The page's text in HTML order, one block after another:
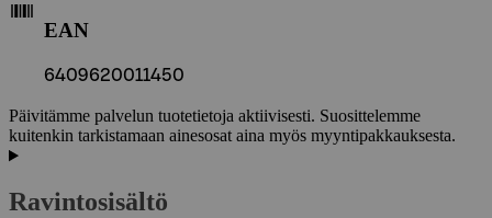
EAN
6409620011450
Päivitämme palvelun tuotetietoja aktiivisesti. Suosittelemme
kuitenkin tarkistamaan ainesosat aina myös myyntipakkauksesta.
Ravintosisältö